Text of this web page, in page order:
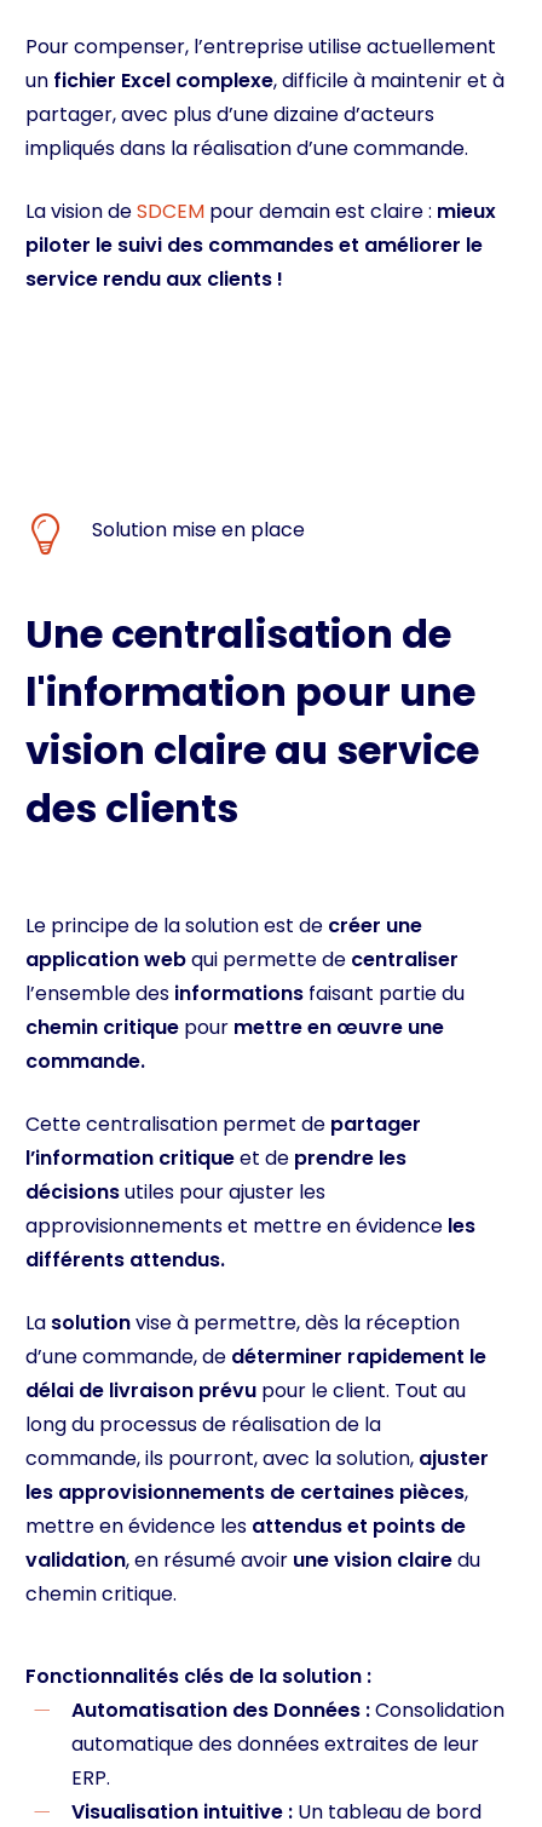
Pour compenser, l’entreprise utilise actuellement
un fichier Excel complexe, difficile à maintenir et à
partager, avec plus d’une dizaine d’acteurs
impliqués dans la réalisation d’une commande.
La vision deSDCEM pour demain est claire : mieux
piloter le suivi des commandes et améliorer le
service rendu aux clients !
Solution mise en place
Une centralisation de
l'information pour une
vision claire au service
des clients
Le principe de la solution est de créer une
application webqui permette de centraliser
l’ensemble des informations faisant partie du
chemin critique pour mettre en œuvre une
commande.
Cette centralisation permet de partager
l’information critiqueet de prendre les
décisionsutiles pour ajuster les
approvisionnements et mettre en évidence les
différents attendus.
La solutionvise à permettre, dès la réception
d’une commande, de déterminer rapidement le
délai de livraison prévu pour le client. Tout au
long du processus de réalisation de la
commande, ils pourront, avec la solution, ajuster
les approvisionnements de certaines pièces,
mettre en évidence les attendus et points de
validation, en résumé avoir une vision clairedu
chemin critique.
Fonctionnalités clés de la solution :
Automatisation des Données :Consolidation
automatique des données extraites de leur
ERP.
Visualisation intuitive : Un tableau de bord